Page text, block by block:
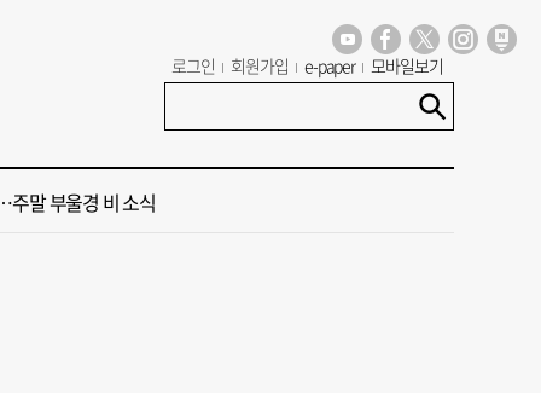
로그인 회원가입 e-paper 모바일보기
보 오늘의 운세] 8월 9일(음 6월 27일)
보 오늘의 운세] 8월 7일(음 6월 25일)
말 부울경 비 소식